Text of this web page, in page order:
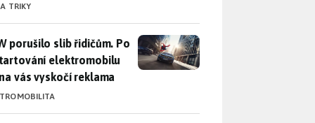
TRIKY
porušilo slib řidičům. Po nastartování elektromobilu iX3 na
porušilo slib řidičům. Po
elektromobilu
vás vyskočí reklama